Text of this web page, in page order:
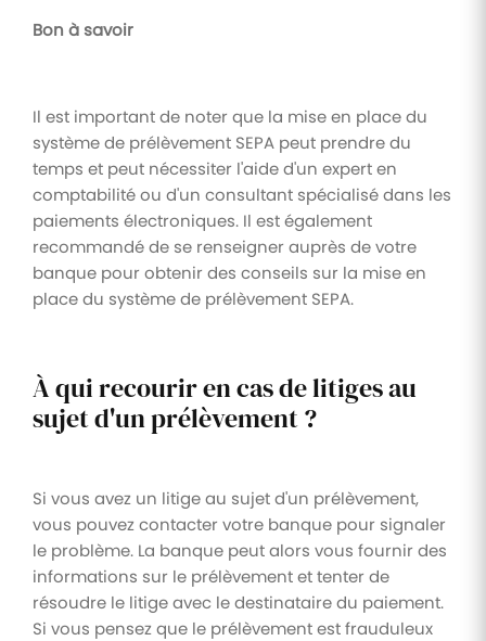
Bon à savoir
Il est important de noter que la mise en place du
système de prélèvement SEPA peut prendre du
temps et peut nécessiter l'aide d'un expert en
comptabilité ou d'un consultant spécialisé dans les
paiements électroniques. Il est également
recommandé de se renseigner auprès de votre
banque pour obtenir des conseils sur la mise en
place du système de prélèvement SEPA.
À qui recourir en cas de litiges au
sujet d'un prélèvement ?
Si vous avez un litige au sujet d'un prélèvement,
vous pouvez contacter votre banque pour signaler
le problème. La banque peut alors vous fournir des
informations sur le prélèvement et tenter de
résoudre le litige avec le destinataire du paiement.
Si vous pensez que le prélèvement est frauduleux